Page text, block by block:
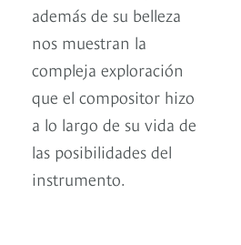
además de su belleza
nos muestran la
compleja exploración
que el compositor hizo
a lo largo de su vida de
las posibilidades del
instrumento.